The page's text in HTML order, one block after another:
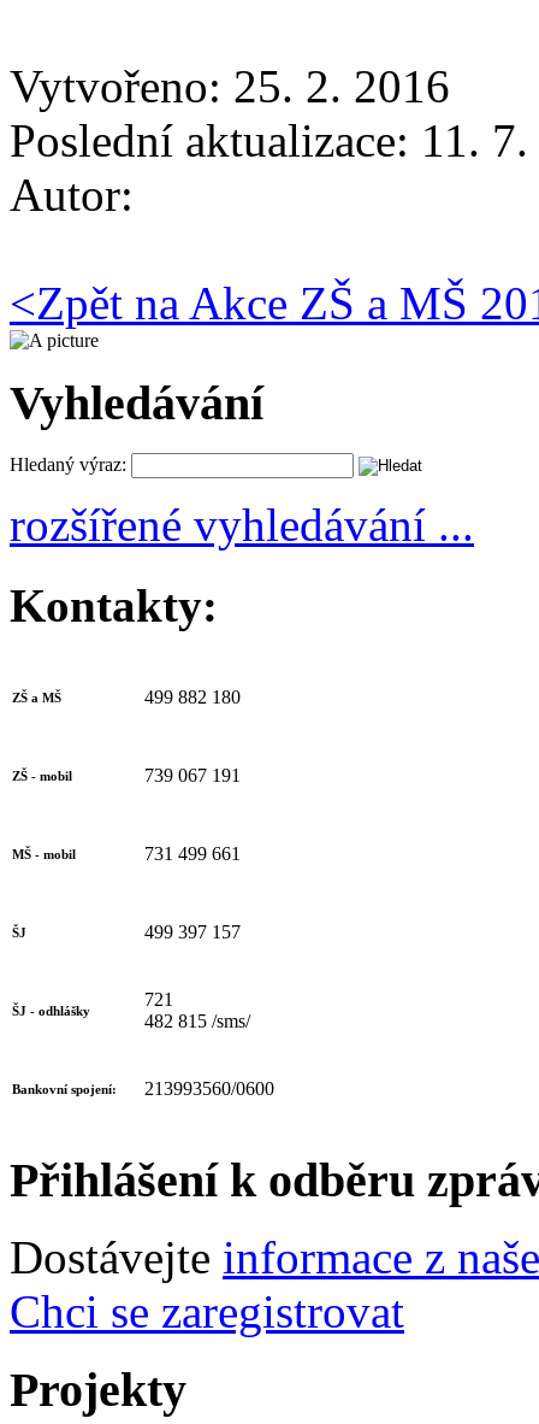
Vytvořeno: 25. 2. 2016
Poslední aktualizace: 11.
Autor:
<Zpět na Akce ZŠ a MŠ
Vyhledávání
Hledaný výraz:
rozšířené vyhledávání ...
Kontakty:
ZŠ a MŠ 499 882 180
ZŠ - mobil 739 067 191
MŠ - mobil 731 499 661
ŠJ 499 397 157
ŠJ - odhlášky
721
482 815 /sms/
Bankovní spojení: 213993560/0600
Přihlášení k odběru
Dostávejte informace z
Chci se zaregistrovat
Projekty